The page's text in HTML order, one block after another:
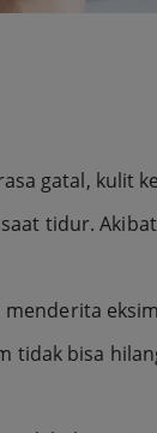
gatal, kulit
tidur.
bisa